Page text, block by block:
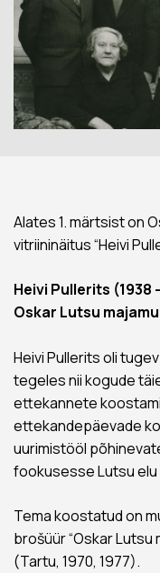
Alates 1. märtsist on
vitriininäitus “Heivi
Heivi Pullerits (1938
Oskar Lutsu
Heivi Pullerits oli
tegeles nii kogude
ettekannete
ettekandepäevade
uurimistööl
fookusesse Lutsu
Tema koostatud on
brošüür “Oskar
(Tartu, 1970, 1977).